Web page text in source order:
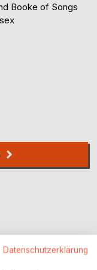
Booke of Songs
Datenschutzerklärung